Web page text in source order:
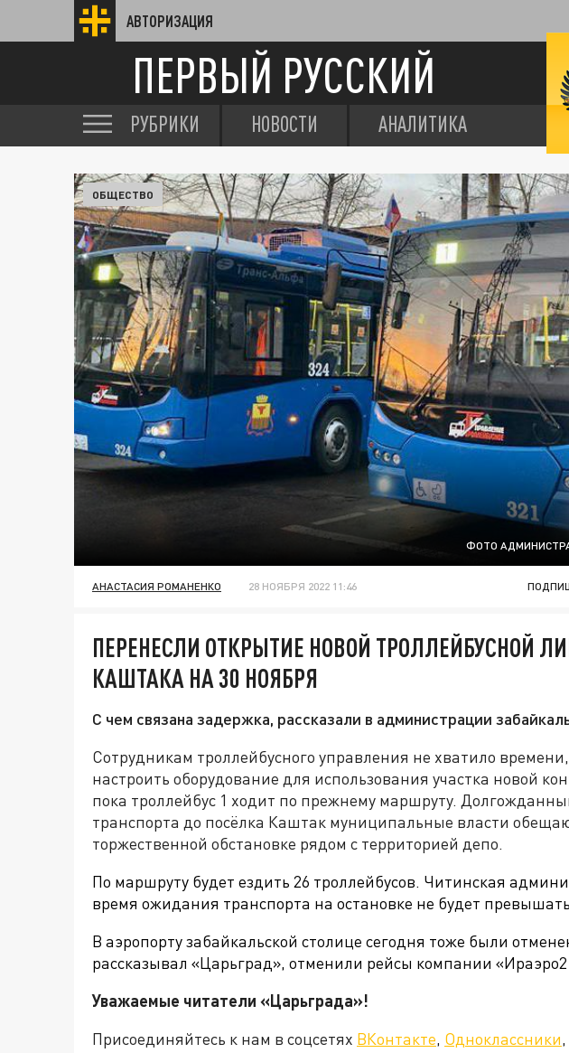
АВТОРИЗАЦИЯ
ПЕРВЫЙ РУССКИЙ
РУБРИКИ НОВОСТИ АНАЛИТИКА
ФОТО
ОБЩЕСТВО
АНАСТАСИЯ РОМАНЕНКО 28 НОЯБРЯ 2022 11:46
ПЕРЕНЕСЛИ ОТКРЫТИЕ НОВОЙ ТРОЛЛЕЙБУСНОЙ
КАШТАКА НА 30 НОЯБРЯ
С чем связана задержка, рассказали в администрации
Сотрудникам троллейбусного управления не хватило
настроить оборудование для использования участка новой
пока троллейбус 1 ходит по прежнему маршруту.
транспорта до посёлка Каштак муниципальные власти
торжественной обстановке рядом с территорией депо.
По маршруту будет ездить 26 троллейбусов. Читинская
время ожидания транспорта на остановке не будет
В аэропорту забайкальской столице сегодня тоже были
рассказывал «Царьград», отменили рейсы компании
Уважаемые читатели «Царьграда»!
Присоединяйтесь к нам в соцсетях ВКонтакте, Одноклассники,